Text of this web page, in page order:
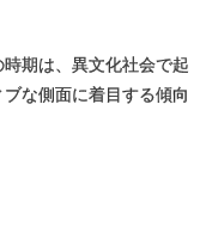
期は、異文化社会で起
な側面に着目する傾向